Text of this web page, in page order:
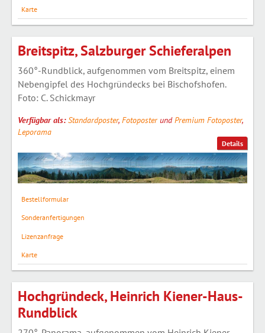
Karte
Details
Breitspitz, Salzburger Schieferalpen
360°-Rundblick, aufgenommen vom Breitspitz, einem
Nebengipfel des Hochgründecks bei Bischofshofen.
Foto: C. Schickmayr
Verfügbar als:Standardposter, FotoposterundPremium Fotoposter,
Leporama
Bestellformular
Sonderanfertigungen
Lizenzanfrage
Karte
Hochgründeck, Heinrich Kiener-Haus-
Rundblick